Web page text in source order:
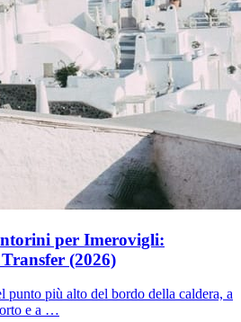
per Imerovigli:
(2026)
punto più alto del bordo della caldera, a
e a …